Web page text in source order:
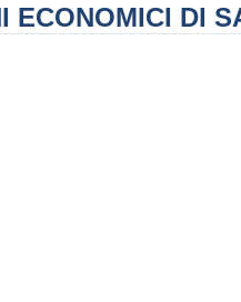
ECONOMICI DI